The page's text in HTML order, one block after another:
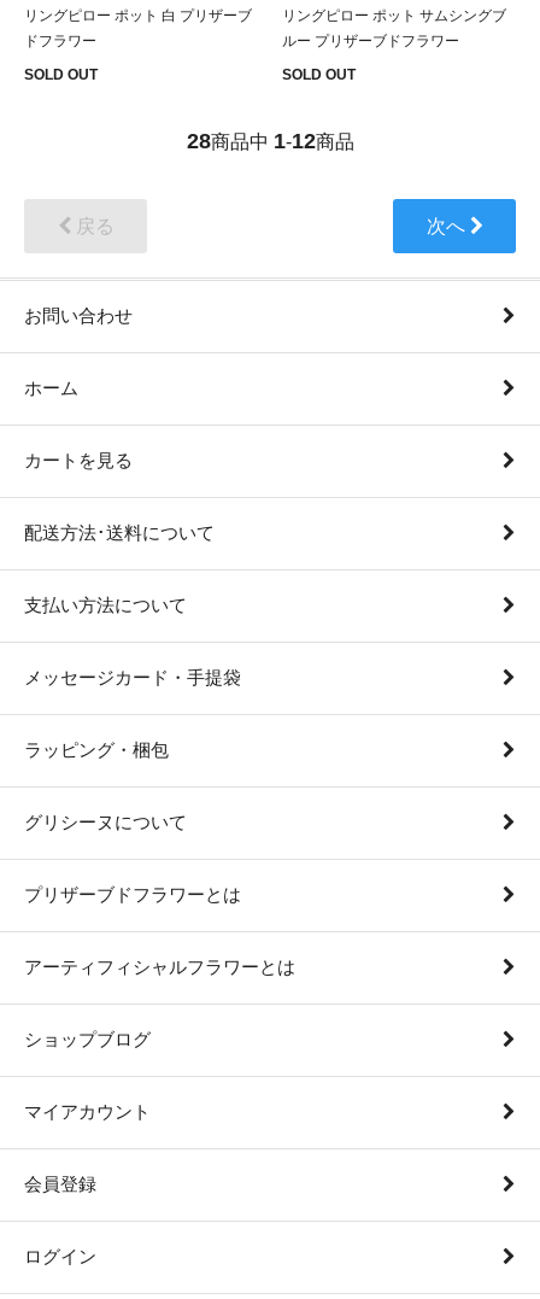
リングピロー ポット 白 プリザーブ
ドフラワー
SOLD OUT
リングピロー ポット サムシングブ
ルー プリザーブドフラワー
SOLD OUT
28商品中 1-12商品
戻る 次へ
お問い合わせ
ホーム
カートを見る
配送方法･送料について
支払い方法について
メッセージカード・手提袋
ラッピング・梱包
グリシーヌについて
プリザーブドフラワーとは
アーティフィシャルフラワーとは
ショップブログ
マイアカウント
会員登録
ログイン